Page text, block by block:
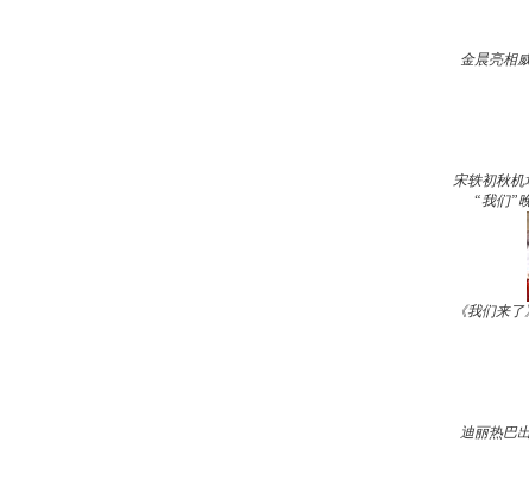
金晨亮相
宋轶初秋机
“我们”
《我们来
迪丽热巴